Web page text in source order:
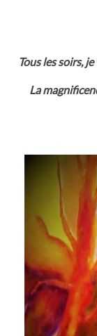
Tous les soirs,
La